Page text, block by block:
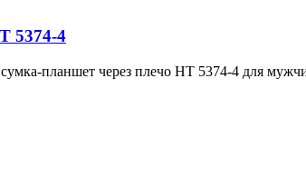
5374-4
планшет через плечо HT 5374-4 для